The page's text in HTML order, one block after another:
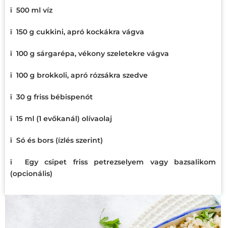
ï 500 ml víz
ï 150 g cukkini, apró kockákra vágva
ï 100 g sárgarépa, vékony szeletekre vágva
ï 100 g brokkoli, apró rózsákra szedve
ï 30 g friss bébispenót
ï 15 ml (1 evőkanál) olívaolaj
ï Só és bors (ízlés szerint)
ï
Egy csipet friss petrezselyem vagy bazsalikom
(opcionális)